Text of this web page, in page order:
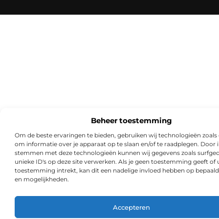
Beheer toestemming
Om de beste ervaringen te bieden, gebruiken wij technologieën zoals
om informatie over je apparaat op te slaan en/of te raadplegen. Door
stemmen met deze technologieën kunnen wij gegevens zoals
unieke ID's op deze site verwerken. Als je geen toestemming geeft of
toestemming intrekt, kan dit een nadelige invloed hebben op
en mogelijkheden.
Accepteren